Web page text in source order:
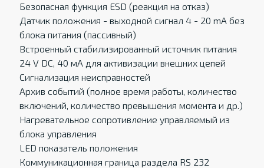
Безопасная функция ESD (реакция на отказ)
Датчик положения - выходной сигнал 4 - 20 mA без
блокa питания (пассивный)
Встроенный стабилизированный источник питания
24 V DC, 40 мА для активизации внешних цепей
Сигнализация неисправностей
Архив событий (полное время работы, количество
включений, количество превышения момента и др.)
Нагревательное сопротивление управляемый из
блока управления
LED показатель положения
Коммуникационная граница раздела RS 232